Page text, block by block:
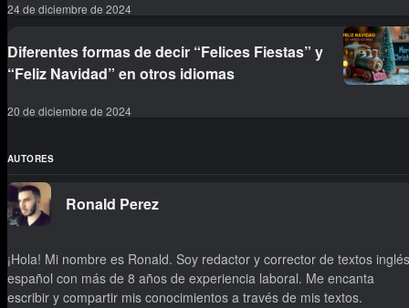
24 de diciembre de 2024
Diferentes formas de decir “Felices Fiestas” y
“Feliz Navidad” en otros idiomas
20 de diciembre de 2024
AUTORES
Ronald Perez
¡Hola! Mi nombre es Ronald. Soy redactor y corrector de textos
español con más de 8 años de experiencia laboral. Me encanta
escribir y compartir mis conocimientos a través de mis textos.